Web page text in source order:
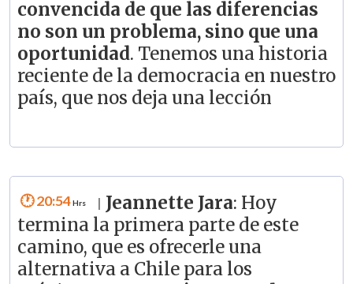
convencida de que las diferencias
no son un problema, sino que una
oportunidad. Tenemos una historia
reciente de la democracia en nuestro
país, que nos deja una lección
20:54 Jeannette Jara: Hoy
termina la primera parte de este
camino, que es ofrecerle una
alternativa a Chile para los